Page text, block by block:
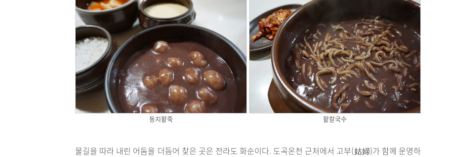
동지팥죽 팥칼국수
물길을 따라 내린 어둠을 더듬어 찾은 곳은 전라도 화순이다. 도곡온천 근처에서 고부(姑婦)가 함께 운영하